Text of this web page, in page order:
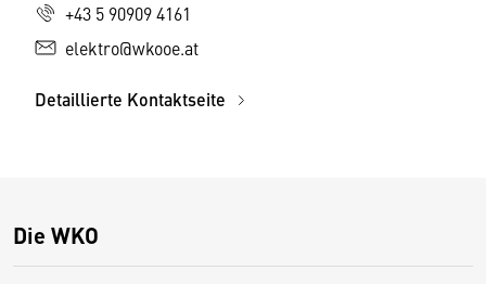
+43 5 90909 4161
elektro@wkooe.at
Detaillierte Kontaktseite
Die WKO